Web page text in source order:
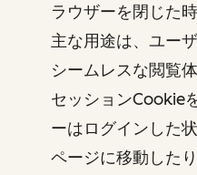
ラウザーを閉じた
主な用途は、ユー
シームレスな閲覧
セッションCookie
ーはログインした
ページに移動した